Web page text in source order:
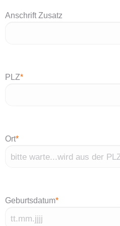
Anschrift Zusatz
PLZ*
Ort*
Geburtsdatum*